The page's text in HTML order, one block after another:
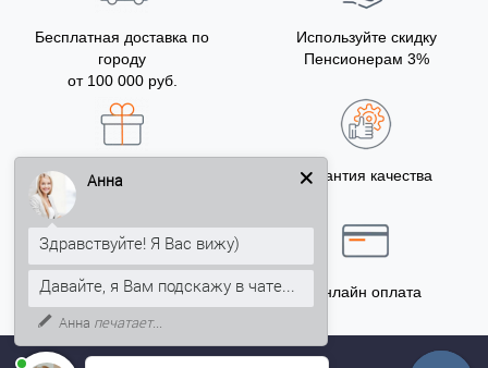
Бесплатная доставка по
городу
от 100 000 руб.
Используйте скидку
Пенсионерам 3%
Бонусы за покупку
5% на Ваш счет
Гарантия качества
Точный расчёт Онлайн оплата
Анна
Здравствуйте! Я Вас вижу)
Давайте, я Вам подскажу в чате...
Анна печатает...